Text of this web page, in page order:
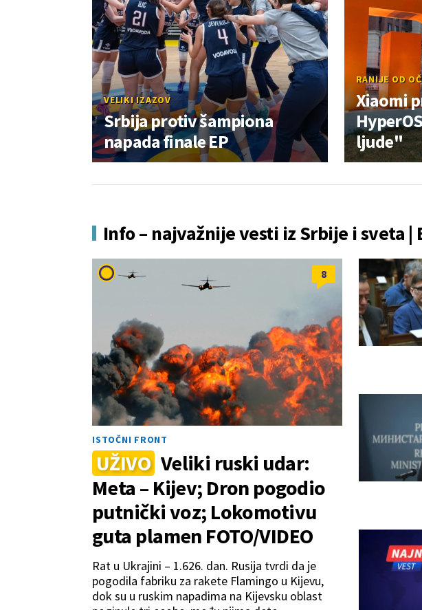
VELIKI IZAZOV
Srbija protiv šampiona
napada finale EP
RANIJE OD
Xiaomi
ljude"
Info – najvažnije vesti iz Srbije i sveta |
8
ISTOČNI FRONT
UŽIVO Veliki ruski udar:
Meta – Kijev; Dron pogodio
putnički voz; Lokomotivu
guta plamen FOTO/VIDEO
Rat u Ukrajini – 1.626. dan. Rusija tvrdi da je
pogodila fabriku za rakete Flamingo u Kijevu,
dok su u ruskim napadima na Kijevsku oblast